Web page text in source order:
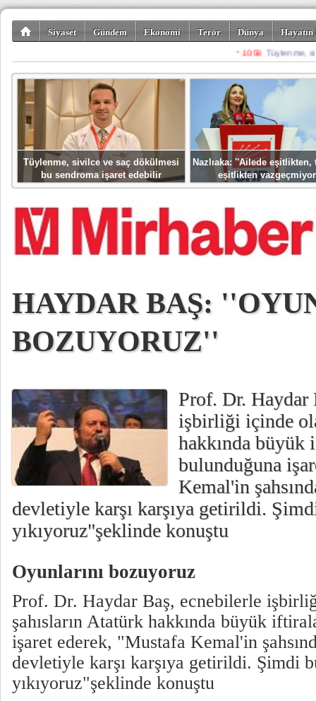
Siyaset Gündem Ekonomi Terör Dünya
Spor Misafir
Tüylenme, sivilce ve saç dökülmesi
bu sendroma işaret edebilir
Nazlıaka: ''Ailede eşitlikten,
eşitlikten
HAYDAR BAŞ:
BOZUYORUZ''
Prof. Dr. Haydar
işbirliği içinde
hakkında büyük
bulunduğuna
Kemal'in
devletiyle karşı karşıya getirildi.
yıkıyoruz"şeklinde konuştu
Oyunlarını bozuyoruz
Prof. Dr. Haydar Baş, ecnebilerle
şahısların Atatürk hakkında büyük
işaret ederek, "Mustafa Kemal'in
devletiyle karşı karşıya getirildi. Şimdi
yıkıyoruz"şeklinde konuştu